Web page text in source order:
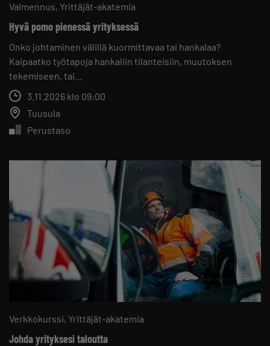
Valmennus Yrittäjät-akatemia
Hyvä pomo pienessä yrityksessä
Onko johtaminen välillä kuormittavaa tai hankalaa?
Kaipaatko työtapoja hankaliin tilanteisiin, muutoksen
tekemiseen, tai...
3.11.2026 klo 09:00
Tuusula
Perustaso
Verkkokurssi Yrittäjät-akatemia
Johda yrityksesi taloutta